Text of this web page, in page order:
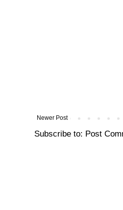
Newer Post
Subscribe to: Post